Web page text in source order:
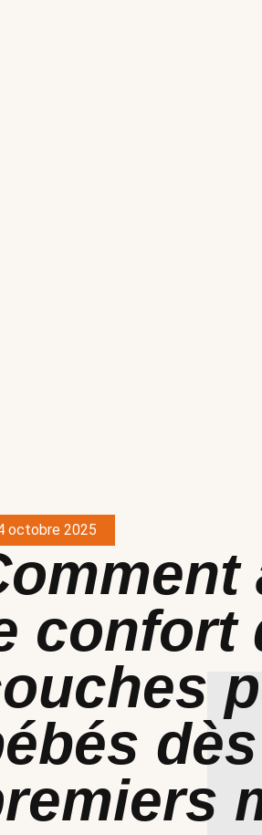
octobre 2025
confort